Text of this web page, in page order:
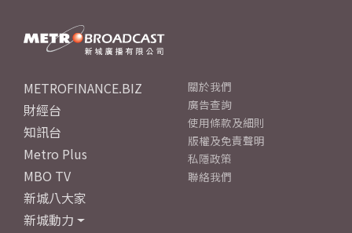
METROFINANCE.BIZ
財經台
知訊台
Metro Plus
MBO TV
新城八大家
新城動力
關於我們
廣告查詢
使用條款及細則
版權及免責聲明
私隱政策
聯絡我們